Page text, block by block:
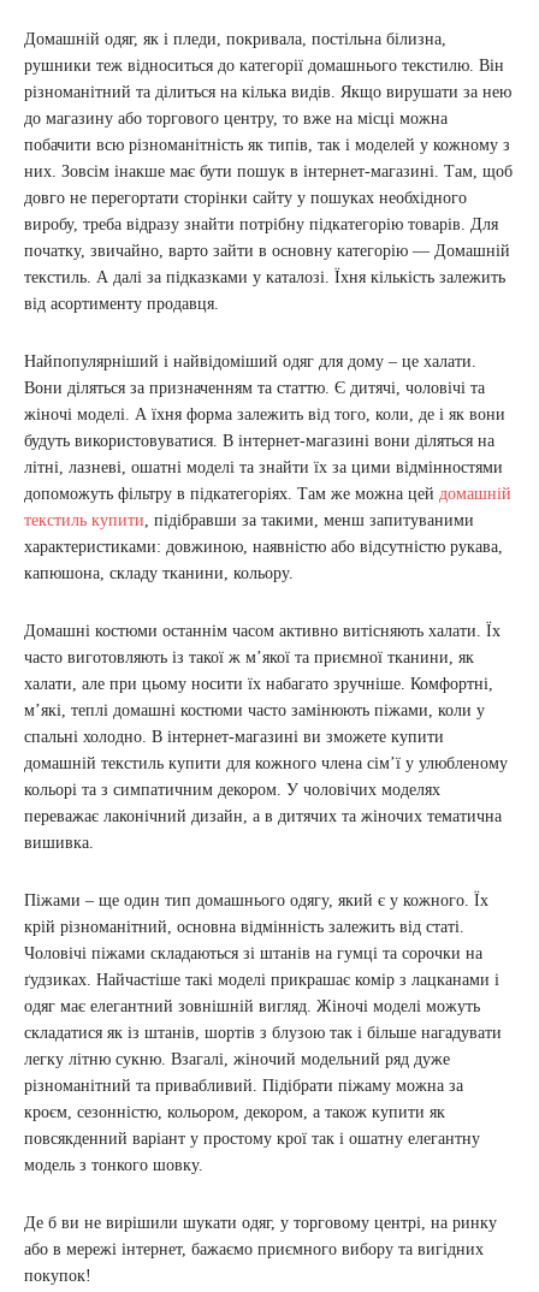
Домашній одяг, як і пледи, покривала, постільна білизна,
рушники теж відноситься до категорії домашнього текстилю. Він
різноманітний та ділиться на кілька видів. Якщо вирушати за нею
до магазину або торгового центру, то вже на місці можна
побачити всю різноманітність як типів, так і моделей у кожному з
них. Зовсім інакше має бути пошук в інтернет-магазині. Там, щоб
довго не перегортати сторінки сайту у пошуках необхідного
виробу, треба відразу знайти потрібну підкатегорію товарів. Для
початку, звичайно, варто зайти в основну категорію — Домашній
текстиль. А далі за підказками у каталозі. Їхня кількість залежить
від асортименту продавця.
Найпопулярніший і найвідоміший одяг для дому – це халати.
Вони діляться за призначенням та статтю. Є дитячі, чоловічі та
жіночі моделі. А їхня форма залежить від того, коли, де і як вони
будуть використовуватися. В інтернет-магазині вони діляться на
літні, лазневі, ошатні моделі та знайти їх за цими відмінностями
допоможуть фільтру в підкатегоріях. Там же можна цей домашній
текстиль купити, підібравши за такими, менш запитуваними
характеристиками: довжиною, наявністю або відсутністю рукава,
капюшона, складу тканини, кольору.
Домашні костюми останнім часом активно витісняють халати. Їх
часто виготовляють із такої ж м’якої та приємної тканини, як
халати, але при цьому носити їх набагато зручніше. Комфортні,
м’які, теплі домашні костюми часто замінюють піжами, коли у
спальні холодно. В інтернет-магазині ви зможете купити
домашній текстиль купити для кожного члена сім’ї у улюбленому
кольорі та з симпатичним декором. У чоловічих моделях
переважає лаконічний дизайн, а в дитячих та жіночих тематична
вишивка.
Піжами – ще один тип домашнього одягу, який є у кожного. Їх
крій різноманітний, основна відмінність залежить від статі.
Чоловічі піжами складаються зі штанів на гумці та сорочки на
ґудзиках. Найчастіше такі моделі прикрашає комір з лацканами і
одяг має елегантний зовнішній вигляд. Жіночі моделі можуть
складатися як із штанів, шортів з блузою так і більше нагадувати
легку літню сукню. Взагалі, жіночий модельний ряд дуже
різноманітний та привабливий. Підібрати піжаму можна за
кроєм, сезонністю, кольором, декором, а також купити як
повсякденний варіант у простому крої так і ошатну елегантну
модель з тонкого шовку.
Де б ви не вирішили шукати одяг, у торговому центрі, на ринку
або в мережі інтернет, бажаємо приємного вибору та вигідних
покупок!